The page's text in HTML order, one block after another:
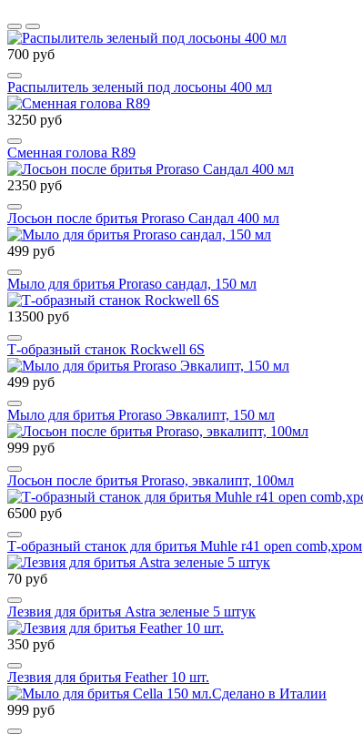
700 руб
Распылитель зеленый под лосьоны 400 мл
3250 руб
Сменная голова R89
2350 руб
Лосьон после бритья Proraso Сандал 400 мл
499 руб
Мыло для бритья Proraso сандал, 150 мл
13500 руб
Т-образный станок Rockwell 6S
499 руб
Мыло для бритья Proraso Эвкалипт, 150 мл
999 руб
Лосьон после бритья Proraso, эвкалипт, 100мл
6500 руб
Т-образный станок для бритья Muhle r41 open comb,хром
70 руб
Лезвия для бритья Astra зеленые 5 штук
350 руб
Лезвия для бритья Feather 10 шт.
999 руб